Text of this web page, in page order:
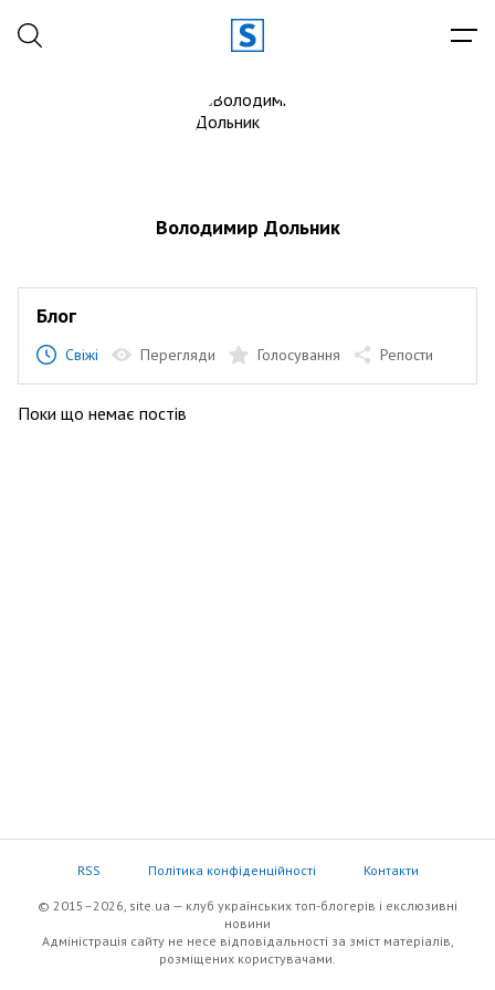
Володимир Дольник
Блог
Свіжі Перегляди Голосування Репости
Поки що немає постів
RSS Політика конфіденційності Контакти
© 2015–2026, site.ua — клуб українських топ-блогерів i екслюзивнi
новини
Адміністрація сайту не несе відповідальності за зміст матеріалів,
розміщених користувачами.